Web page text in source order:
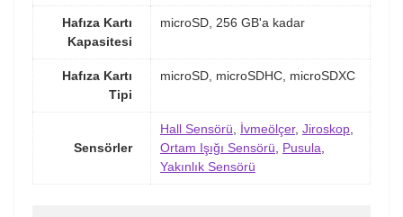
Hafıza Kartı
Kapasitesi
microSD, 256 GB'a kadar
Hafıza Kartı
Tipi
microSD, microSDHC, microSDXC
Sensörler
Hall Sensörü İvmeölçer, Jiroskop
Ortam Işığı Sensörü
Pusula
Yakınlık Sensörü